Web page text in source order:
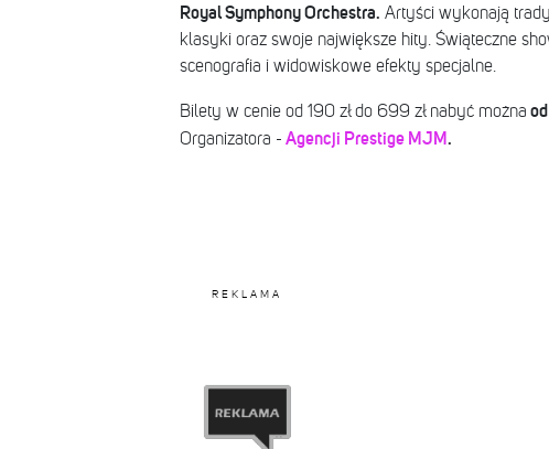
Royal Symphony Orchestra. Artyści wykonają
klasyki oraz swoje największe hity. Świąteczne
scenografia i widowiskowe efekty specjalne.
Bilety w cenie od 190 zł do 699 zł nabyć można
Organizatora - Agencji Prestige MJM.
REKLAMA